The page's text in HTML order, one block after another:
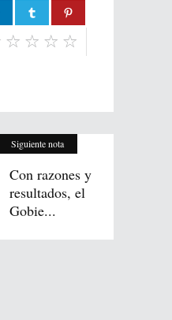
Siguiente nota
Con razones y
resultados, el
Gobie...